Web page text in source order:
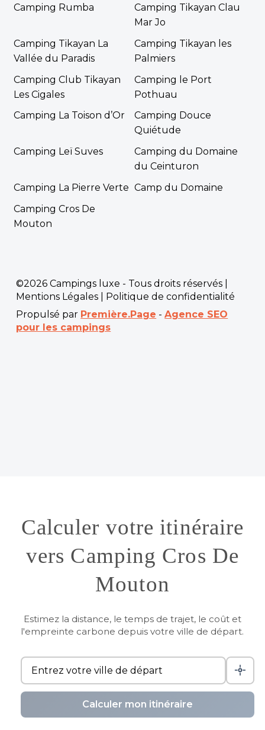
Camping Rumba
Camping Tikayan Clau
Mar Jo
Camping Tikayan La
Vallée du Paradis
Camping Tikayan les
Palmiers
Camping Club Tikayan
Les Cigales
Camping le Port
Pothuau
Camping La Toison d’Or
Camping Douce
Quiétude
Camping Leï Suves
Camping du Domaine
du Ceinturon
Camping La Pierre Verte Camp du Domaine
Camping Cros De
Mouton
©2026 Campings luxe - Tous droits réservés |
Mentions Légales
Politique de confidentialité
Propulsé par Première.Page -Agence SEO
pour les campings
Calculer votre itinéraire
vers Camping Cros De
Mouton
Estimez la distance, le temps de trajet, le coût et
l'empreinte carbone depuis votre ville de départ.
Calculer mon itinéraire